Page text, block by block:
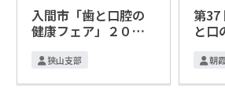
入間市「歯と口腔の
健康フェア」２０２
狭山支部
第
と口
朝